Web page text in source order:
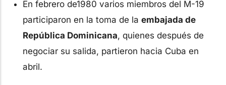
En febrero de1980 varios miembros del M-19
participaron en la toma de la embajada de
República Dominicana, quienes después de
negociar su salida, partieron hacia Cuba en
abril.